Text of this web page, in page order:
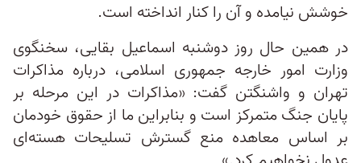
خوشش نیامده و آن را کنار انداخته است.
در همین حال روز دوشنبه اسماعیل بقایی، سخنگوی
وزارت امور خارجه جمهوری اسلامی، درباره مذاکرات
تهران و واشنگتن گفت: «مذاکرات در این مرحله بر
پایان جنگ متمرکز است و بنابراین ما از حقوق خودمان
بر اساس معاهده منع گسترش تسلیحات هسته‌ای